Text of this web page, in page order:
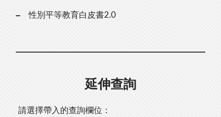
性別平等教育白皮書2.0
延伸查詢
請選擇帶入的查詢欄位：